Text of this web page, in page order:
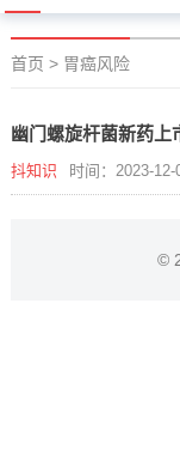
首页 > 胃癌风险
幽门螺旋杆菌新药上
抖知识 时间：2023-12-
©